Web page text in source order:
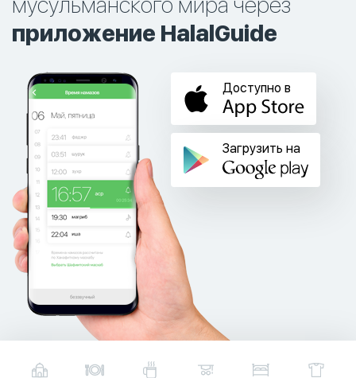
приложение HalalGuide
Доступно в
Загрузить на